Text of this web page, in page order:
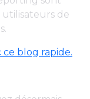
utilisateurs de
blog rapide.